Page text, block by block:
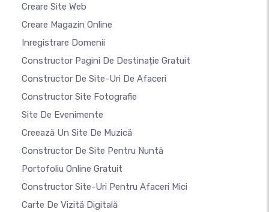
Creare Site Web
Creare Magazin Online
Inregistrare Domenii
Constructor Pagini De Destinație Gratuit
Constructor De Site-Uri De Afaceri
Constructor Site Fotografie
Site De Evenimente
Creează Un Site De Muzică
Constructor De Site Pentru Nuntă
Portofoliu Online Gratuit
Constructor Site-Uri Pentru Afaceri Mici
Carte De Vizită Digitală